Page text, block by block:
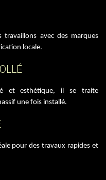
avec des marques
locale.
et esthétique, il se traite
une fois installé.
pour des travaux rapides et